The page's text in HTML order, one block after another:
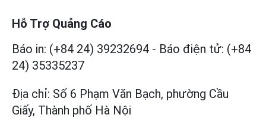
Hỗ Trợ Quảng Cáo
Báo in: (+84 24) 39232694 - Báo điện tử: (+84
24) 35335237
Địa chỉ: Số 6 Phạm Văn Bạch, phường Cầu
Giấy, Thành phố Hà Nội